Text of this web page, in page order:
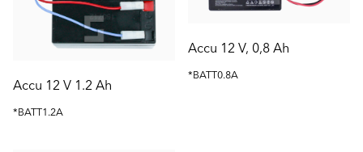
Accu 12 V 1.2 Ah
*BATT1.2A
Accu 12 V, 0,8 Ah
*BATT0.8A